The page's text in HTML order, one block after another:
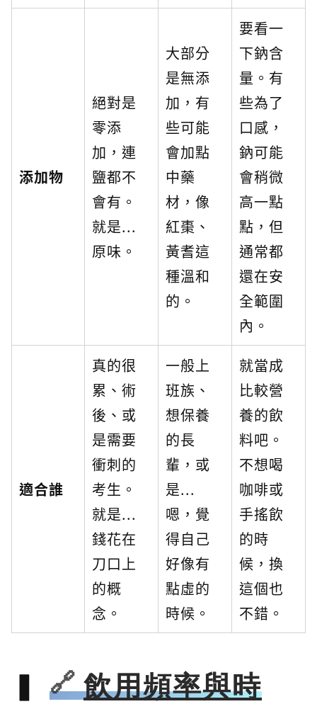
添加物
絕對是
零添
加，連
鹽都不
會有。
就是...
原味。
大部分
是無添
加，有
些可能
會加點
中藥
材，像
紅棗、
黃耆這
種溫和
的。
要看一
下鈉含
量。有
些為了
口感，
鈉可能
會稍微
高一點
點，但
通常都
還在安
全範圍
內。
適合誰
真的很
累、術
後、或
是需要
衝刺的
考生。
就是...
錢花在
刀口上
的概
念。
一般上
班族、
想保養
的長
輩，或
是...
嗯，覺
得自己
好像有
點虛的
時候。
就當成
比較營
養的飲
料吧。
不想喝
咖啡或
手搖飲
的時
候，換
這個也
不錯。
飲用頻率與時